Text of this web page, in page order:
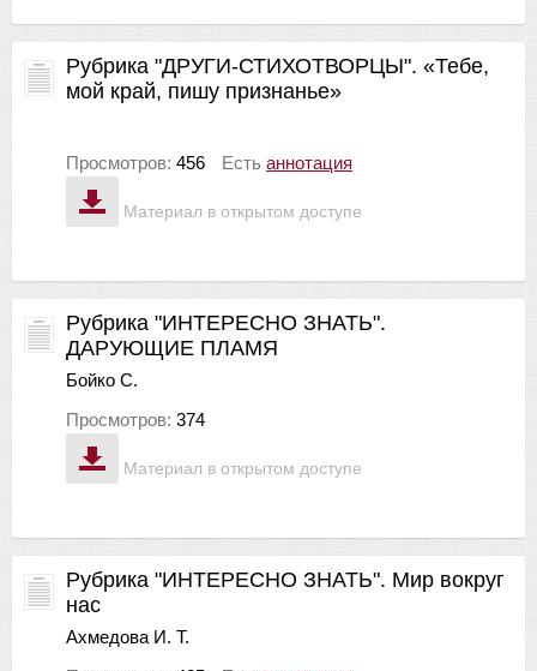
Материал в открытом доступе
Рубрика "ДРУГИ-СТИХОТВОРЦЫ". «Тебе,
мой край, пишу признанье»
Просмотров: 456 Есть аннотация
Материал в открытом доступе
Рубрика "ИНТЕРЕСНО ЗНАТЬ".
ДАРУЮЩИЕ ПЛАМЯ
Бойко С.
Просмотров: 374
Рубрика "ИНТЕРЕСНО ЗНАТЬ". Мир вокруг
нас
Ахмедова И. Т.